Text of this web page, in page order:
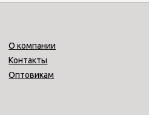
О компании
Контакты
Оптовикам